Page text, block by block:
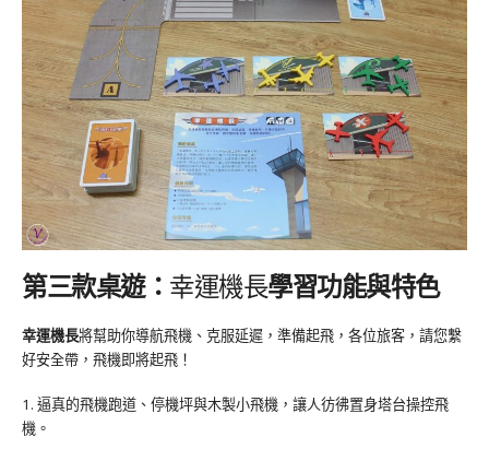
第三款桌遊： 幸運機長學習功能與特色
幸運機長將幫助你導航飛機、克服延遲，準備起飛，各位旅客，請您繫
好安全帶，飛機即將起飛！
1. 逼真的飛機跑道、停機坪與木製小飛機，讓人彷彿置身塔台操控飛
機。